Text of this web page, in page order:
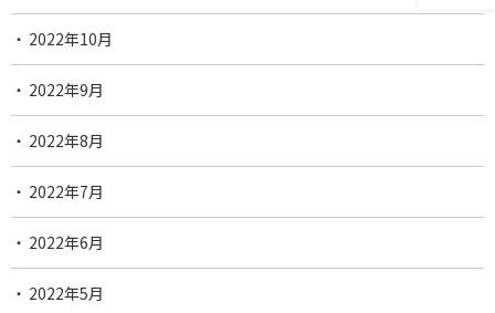
2022年10月
2022年9月
2022年8月
2022年7月
2022年6月
2022年5月